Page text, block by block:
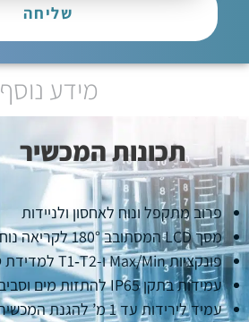
שליחה
מידע נוסף
תכונות המכשיר
פרוב מתקפל ונוח לאחסון ולניידות
מסך LCD המסתובב 180° לקריאה נוחה מכל כיוון
פונקציות Max/Min ו‑T1‑T2 למדידת טווחי טמפרטורה שונים
עמידות בתקן IP65 להתזות מים וסביבה לחה
עמיד לירידות עד 1 מ’ להגנת המכשיר בעבודה יומיומית